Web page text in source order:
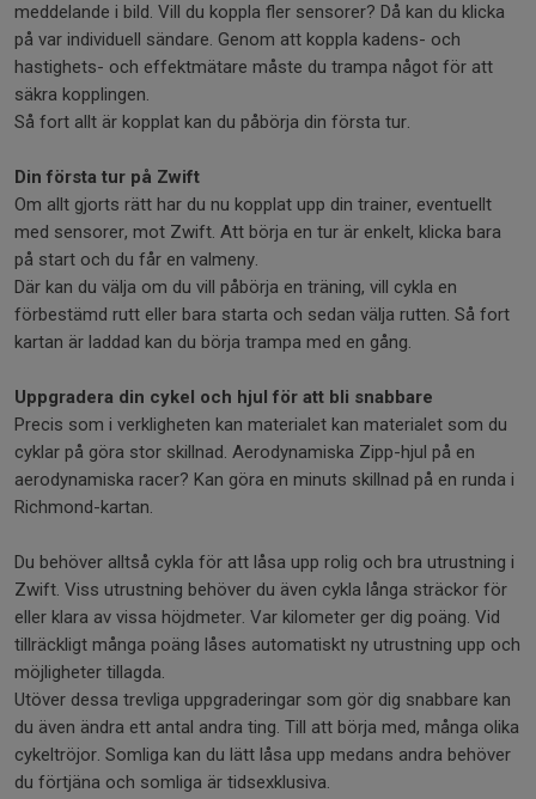
meddelande i bild. Vill du koppla fler sensorer? Då kan du klicka
på var individuell sändare. Genom att koppla kadens- och
hastighets- och effektmätare måste du trampa något för att
säkra kopplingen.
Så fort allt är kopplat kan du påbörja din första tur.
Din första tur på Zwift
Om allt gjorts rätt har du nu kopplat upp din trainer, eventuellt
med sensorer, mot Zwift. Att börja en tur är enkelt, klicka bara
på start och du får en valmeny.
Där kan du välja om du vill påbörja en träning, vill cykla en
förbestämd rutt eller bara starta och sedan välja rutten. Så fort
kartan är laddad kan du börja trampa med en gång.
Uppgradera din cykel och hjul för att bli snabbare
Precis som i verkligheten kan materialet kan materialet som du
cyklar på göra stor skillnad. Aerodynamiska Zipp-hjul på en
aerodynamiska racer? Kan göra en minuts skillnad på en runda i
Richmond-kartan.
Du behöver alltså cykla för att låsa upp rolig och bra utrustning i
Zwift. Viss utrustning behöver du även cykla långa sträckor för
eller klara av vissa höjdmeter. Var kilometer ger dig poäng. Vid
tillräckligt många poäng låses automatiskt ny utrustning upp och
möjligheter tillagda.
Utöver dessa trevliga uppgraderingar som gör dig snabbare kan
du även ändra ett antal andra ting. Till att börja med, många olika
cykeltröjor. Somliga kan du lätt låsa upp medans andra behöver
du förtjäna och somliga är tidsexklusiva.